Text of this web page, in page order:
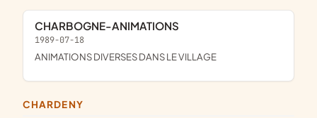
CHARBOGNE-ANIMATIONS
1989-07-18
ANIMATIONS DIVERSES DANS LE VILLAGE
CHARDENY